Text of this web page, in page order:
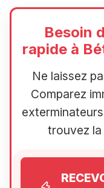
Besoin
rapide à
Ne laissez
Comparez
trouvez la